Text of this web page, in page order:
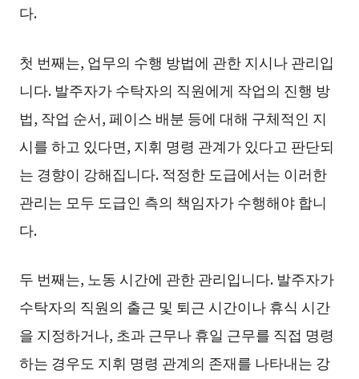
다.
첫 번째는, 업무의 수행 방법에 관한 지시나 관리입
니다. 발주자가 수탁자의 직원에게 작업의 진행 방
법, 작업 순서, 페이스 배분 등에 대해 구체적인 지
시를 하고 있다면, 지휘 명령 관계가 있다고 판단되
는 경향이 강해집니다. 적정한 도급에서는 이러한
관리는 모두 도급인 측의 책임자가 수행해야 합니
다.
두 번째는, 노동 시간에 관한 관리입니다. 발주자가
수탁자의 직원의 출근 및 퇴근 시간이나 휴식 시간
을 지정하거나, 초과 근무나 휴일 근무를 직접 명령
하는 경우도 지휘 명령 관계의 존재를 나타내는 강